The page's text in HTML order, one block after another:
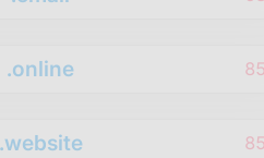
.online
.website